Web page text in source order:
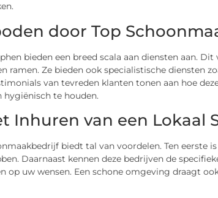
door Top
bieden een breed scala aan diensten aan.
Ze bieden ook specialistische diensten
van tevreden klanten tonen aan hoe
te houden.
Inhuren van een Lokaal
biedt tal van voordelen. Ten eerste
Daarnaast kennen deze bedrijven de
op uw wensen. Een schone omgeving draagt